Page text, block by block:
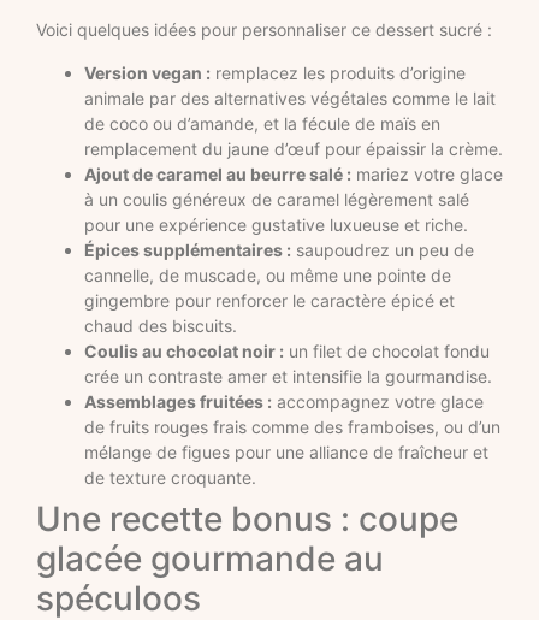
Voici quelques idées pour personnaliser ce dessert sucré :
Version vegan : remplacez les produits d’origine
animale par des alternatives végétales comme le lait
de coco ou d’amande, et la fécule de maïs en
remplacement du jaune d’œuf pour épaissir la crème.
Ajout de caramel au beurre salé : mariez votre glace
à un coulis généreux de caramel légèrement salé
pour une expérience gustative luxueuse et riche.
Épices supplémentaires : saupoudrez un peu de
cannelle, de muscade, ou même une pointe de
gingembre pour renforcer le caractère épicé et
chaud des biscuits.
Coulis au chocolat noir : un filet de chocolat fondu
crée un contraste amer et intensifie la gourmandise.
Assemblages fruitées : accompagnez votre glace
de fruits rouges frais comme des framboises, ou d’un
mélange de figues pour une alliance de fraîcheur et
de texture croquante.
Une recette bonus : coupe
glacée gourmande au
spéculoos